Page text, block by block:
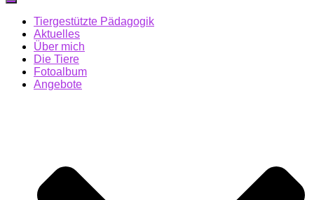
Navigation
umschalten
Tiergestützte Pädagogik
Aktuelles
Über mich
Die Tiere
Fotoalbum
Angebote